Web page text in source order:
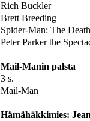
Rich Buckler
Brett Breeding
Spider-Man: The
Peter Parker the
Mail-Manin palsta
3 s.
Mail-Man
Hämähäkkimies: